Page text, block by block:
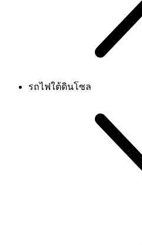
รถไฟใต้ดินโซล